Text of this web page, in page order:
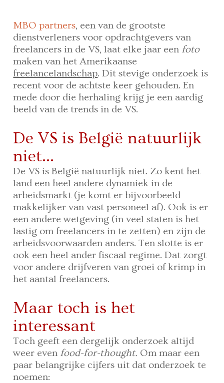
MBO partners, een van de grootste
dienstverleners voor opdrachtgevers van
freelancers in de VS, laat elke jaar een foto
maken van het Amerikaanse
freelancelandschap. Dit stevige onderzoek is
recent voor de achtste keer gehouden. En
mede door die herhaling krijg je een aardig
beeld van de trends in de VS.
De VS is België natuurlijk
niet…
De VS is België natuurlijk niet. Zo kent het
land een heel andere dynamiek in de
arbeidsmarkt (je komt er bijvoorbeeld
makkelijker van vast personeel af). Ook is er
een andere wetgeving (in veel staten is het
lastig om freelancers in te zetten) en zijn de
arbeidsvoorwaarden anders. Ten slotte is er
ook een heel ander fiscaal regime. Dat zorgt
voor andere drijfveren van groei of krimp in
het aantal freelancers.
Maar toch is het
interessant
Toch geeft een dergelijk onderzoek altijd
weer even food-for-thought. Om maar een
paar belangrijke cijfers uit dat onderzoek te
noemen: